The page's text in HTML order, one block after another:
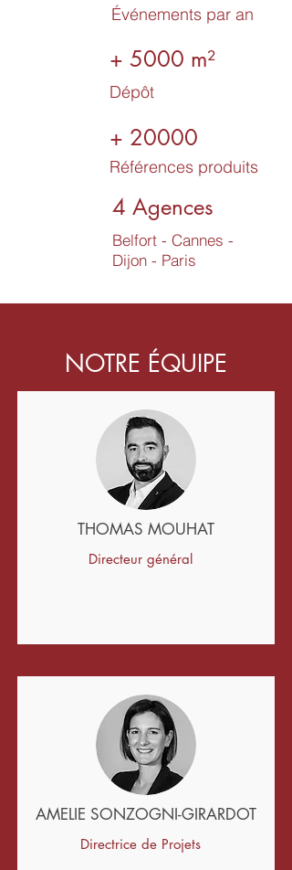
Événements par an
+ 5000 m²
Dépôt
+ 20000
Références produits
4 Agences
Belfort - Cannes -
Dijon - Paris
NOTRE ÉQUIPE
THOMAS MOUHAT
Directeur général
AMELIE SONZOGNI-GIRARDOT
Directrice de Projets